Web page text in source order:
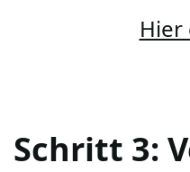
Hier
Schritt 3: